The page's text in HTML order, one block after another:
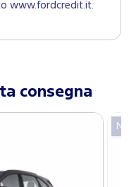
www.fordcredit.it.
consegna